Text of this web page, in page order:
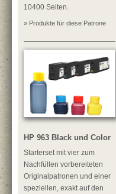
10400 Seiten.
» Produkte für diese Patrone
HP 963 Black und Color
Starterset mit vier zum
Nachfüllen vorbereiteten
Originalpatronen und einer
speziellen, exakt auf den